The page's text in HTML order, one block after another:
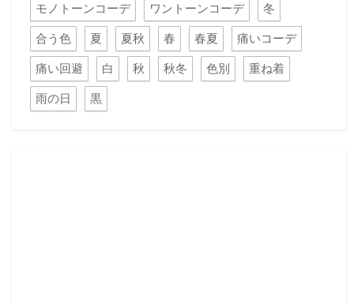
モノトーンコーデ ワントーンコーデ 冬
合う色 夏 夏秋 春 春夏 痛いコーデ
痛い回避 白 秋 秋冬 色別 重ね着
雨の日 黒